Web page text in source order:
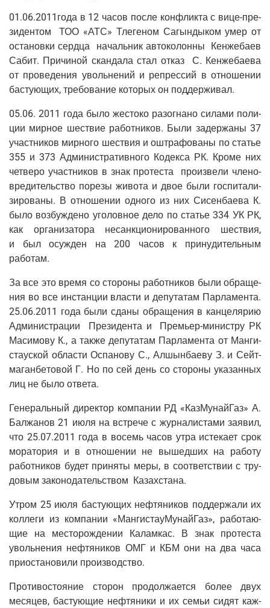
01.06.2011года в 12 часов после кон­флик­та с вице-пре­
зи­ден­том ТОО «АТС» Тле­ге­ном Сагын­ды­ком умер от
оста­нов­ки серд­ца началь­ник авто­ко­лон­ны Кен­же­ба­ев
Сабит. При­чи­ной скан­да­ла стал отказ С. Кен­же­ба­е­ва
от про­ве­де­ния уволь­не­ний и репрес­сий в отно­ше­нии
басту­ю­щих, тре­бо­ва­ние кото­рых он поддерживал.
05.06. 2011 года было жесто­ко разо­гна­но сила­ми поли­
ции мир­ное шествие работ­ни­ков. Были задер­жа­ны 37
участ­ни­ков мир­но­го шествия и оштра­фо­ва­ны по ста­тье
355 и 373 Адми­ни­стра­тив­но­го Кодек­са РК. Кро­ме них
чет­ве­ро участ­ни­ков в знак про­те­ста про­из­ве­ли чле­но­
вре­ди­тель­ство поре­зы живо­та и двое были гос­пи­та­ли­
зи­ро­ва­ны. В отно­ше­нии одно­го из них Сисен­ба­е­ва К.
было воз­буж­де­но уго­лов­ное дело по ста­тье 334 УК РК,
как орга­ни­за­то­ра несанк­ци­о­ни­ро­ван­но­го шествия,
и был осуж­ден на 200 часов к при­ну­ди­тель­ным
работам.
За все это вре­мя со сто­ро­ны работ­ни­ков были обра­ще­
ния во все инстан­ции вла­сти и депу­та­там Пар­ла­мен­та.
25.06.2011 года были сда­ны обра­ще­ния в кан­це­ля­рию
Адми­ни­стра­ции Пре­зи­ден­та и Пре­мьер-мини­стру РК
Маси­мо­ву К., а так­же депу­та­там Пар­ла­мен­та от Ман­ги­
ста­уской обла­сти Оспа­но­ву С., Алшын­ба­е­ву З. и Сейт­
ма­ган­бе­то­вой Г. Но по сей день со сто­ро­ны ука­зан­ных
лиц не было ответа.
Гене­раль­ный дирек­тор ком­па­нии РД «Каз­Му­най­Газ» А.
Бал­жа­нов 21 июля на встре­че с жур­на­ли­ста­ми заявил,
что 25.07.2011 года в восемь часов утра исте­ка­ет срок
мора­то­рия и в отно­ше­нии не вышед­ших на рабо­ту
работ­ни­ков будет при­ня­ты меры, в соот­вет­ствии с тру­
до­вым зако­но­да­тель­ством Казахстана.
Утром 25 июля басту­ю­щих неф­тя­ни­ков под­дер­жа­ли их
кол­ле­ги из ком­па­нии «Ман­ги­ста­у­Му­най­Газ», рабо­та­ю­
щие на место­рож­де­нии Калам­кас. В знак про­те­ста
уволь­не­ния неф­тя­ни­ков ОМГ и КБМ они на два часа
при­оста­но­ви­ли производство.
Про­ти­во­сто­я­ние сто­рон про­дол­жа­ет­ся более двух
меся­цев, басту­ю­щие неф­тя­ни­ки и их семьи сидят каж­